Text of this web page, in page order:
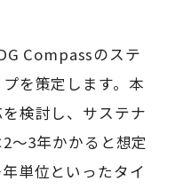
Compassのステ
を策定します。本
検討し、サステナ
～3年かかると想定
単位といったタイ